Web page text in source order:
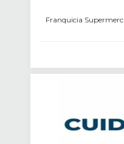
Franquicia Supermerc